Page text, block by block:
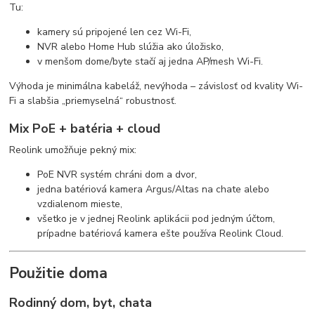
Tu:
kamery sú pripojené len cez Wi-Fi,
NVR alebo Home Hub slúžia ako úložisko,
v menšom dome/byte stačí aj jedna AP/mesh Wi-Fi.
Výhoda je minimálna kabeláž, nevýhoda – závislosť od kvality Wi-
Fi a slabšia „priemyselná“ robustnosť.
Mix PoE + batéria + cloud
Reolink umožňuje pekný mix:
PoE NVR systém chráni dom a dvor,
jedna batériová kamera Argus/Altas na chate alebo
vzdialenom mieste,
všetko je v jednej Reolink aplikácii pod jedným účtom,
prípadne batériová kamera ešte používa Reolink Cloud.
Použitie doma
Rodinný dom, byt, chata